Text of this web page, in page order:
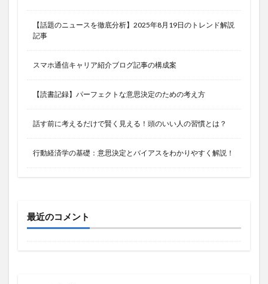
【話題のニュースを徹底分析】2025年8月19日のトレンド解説
記事
スマホ通信キャリア紹介ブログ記事の構成案
【読書記録】パーフェクトな意思決定のための考え方
話す前に考えるだけで賢く見える！頭のいい人の習慣とは？
行動経済学の基礎：意思決定とバイアスをわかりやすく解説！
最近のコメント